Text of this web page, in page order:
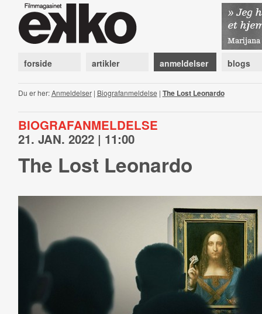
forside artikler anmeldelser blogs
Du er her:Anmeldelser| Biografanmeldelse | The Lost Leonardo
BIOGRAFANMELDELSE
21. JAN. 2022 | 11:00
The Lost Leonardo